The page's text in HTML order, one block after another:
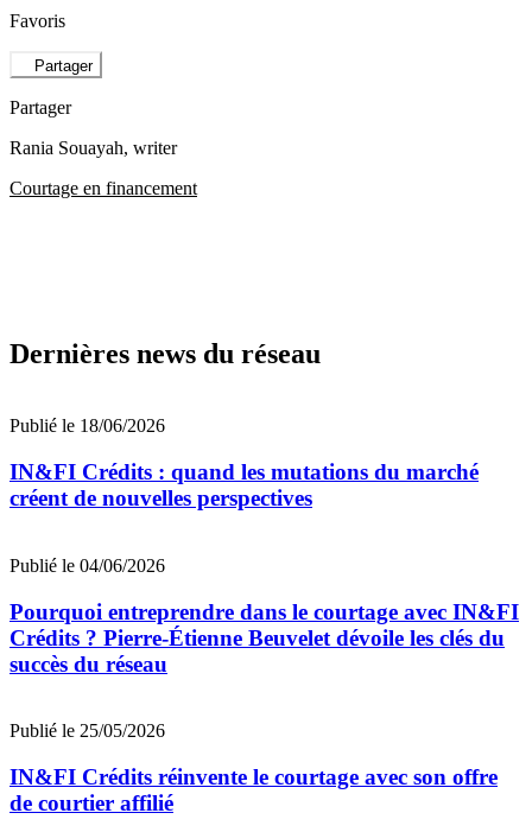
Favoris
Partager
Partager
Rania Souayah, writer
Courtage en financement
Dernières news du réseau
Publié le 18/06/2026
IN&FI Crédits : quand les mutations du marché
créent de nouvelles perspectives
Publié le 04/06/2026
Pourquoi entreprendre dans le courtage avec IN&FI
Crédits ? Pierre-Étienne Beuvelet dévoile les clés du
succès du réseau
Publié le 25/05/2026
IN&FI Crédits réinvente le courtage avec son offre
de courtier affilié